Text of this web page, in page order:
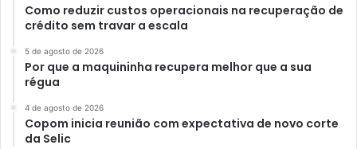
Como reduzir custos operacionais na recuperação de
crédito sem travar a escala
5 de agosto de 2026
Por que a maquininha recupera melhor que a sua
régua
4 de agosto de 2026
Copom inicia reunião com expectativa de novo corte
da Selic